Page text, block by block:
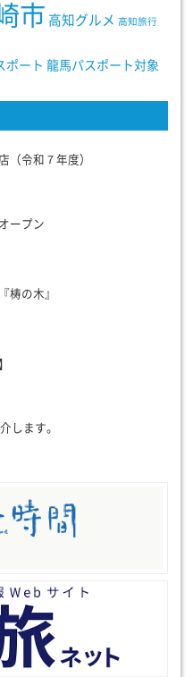
市 高知グルメ 高知旅行
ポート 龍馬パスポート対象
（令和７年度）
ープン
梼の木』
します。